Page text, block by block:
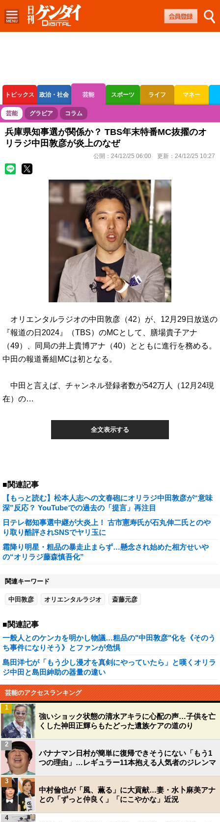
トピックス 政治・社会 芸能 スポーツ ライフ マネー
ボートレース 競輪 オートレース
芸能 グラビア コラム
兵庫県知事選が関係か？ TBS年末特番MC抜擢のオ
リラジ中田敦彦が炎上のなぜ
公開： 24/12/25 06:00 更新： 24/12/25 10:27
オリエンタルラジオの中田敦彦（42）が、12月29日放送の
『報道の日2024』（TBS）のMCとして、膳場貴子アナ
（49）、同局の井上貴博アナ（40）とともに進行を務める。
中田の報道番組MCは初となる。
中田と言えば、チャンネル登録者数が542万人（12月24現
在）の…
全文表示する
■関連記事
【もっと読む】松本人志への文春砲にオリラジ中田敦彦が“意味
深”反応？ YouTubeでの過去の「提言」再注目
日テレ都知事選中継が大炎上！ 古市憲寿氏が石丸伸二氏とのや
り取り酷評されSNSでヤリ玉に
霜降り明星・粗品の暴走止まらず…懸念され始めた相方せいや
の“オリラジ藤森慎吾化”
関連キーワード
中田敦彦 オリエンタルラジオ 斎藤元彦
■関連記事
一般人とのケンカを明かし物議…粗品の"中田敦彦"化を《そのう
ち事件になりそう》とファンが危惧
島田洋七が「もう少し漫才を真剣にやっていたら」と嘆くオリラ
ジ中田と島田紳助の器量の違い
芸能のアクセスランキング
強いショック状態の清水アキラに心配の声…子供を亡
くした神田正輝らもたどった遺族ケアの道のり
1
バナナマン日村が簡単に復帰できそうにない「もう1
つの理由」…レギュラー11本抱える人気者のジレンマ
2
中村倫也が「風、薫る」に大貢献…妻・水卜麻美アナ
との「ずっと仲良く」「にこやかな」近況
3
4